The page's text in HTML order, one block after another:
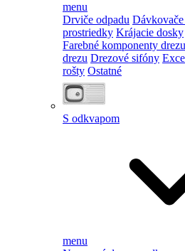
menu
Drviče odpadu Dávkovače
prostriedky Krájacie dosky
Farebné komponenty drezu
drezu Drezové sifóny
rošty Ostatné
S odkvapom
menu